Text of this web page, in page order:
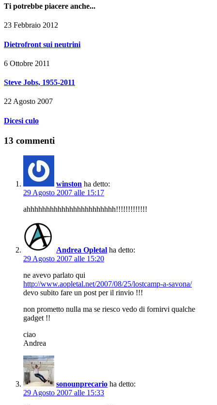
Ti potrebbe piacere anche...
23 Febbraio 2012
Dietrofront sui neutrini
6 Ottobre 2011
Steve Jobs, 1955-2011
22 Agosto 2007
Dicesi culo
13 commenti
winston ha detto:
29 Agosto 2007 alle 15:17
ahhhhhhhhhhhhhhhhhhhhhhh!!!!!!!!!!!!!
Andrea Opletal ha detto:
29 Agosto 2007 alle 15:20
ne avevo parlato qui
http://www.aopletal.net/2007/08/25/lostcamp-a-savona/
devo subito fare un post per il rinvio !!!
non prometto nulla ma se riesco vedo di fornirvi qualche
gadget !!
ciao
Andrea
sonounprecario ha detto:
29 Agosto 2007 alle 15:33